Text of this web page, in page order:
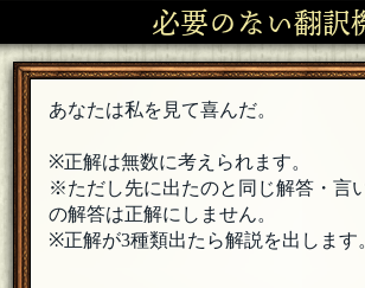
必要のない翻訳
あなたは私を見て喜んだ。
※正解は無数に考えられます。
※ただし先に出たのと同じ解答・言
の解答は正解にしません。
※正解が3種類出たら解説を出します